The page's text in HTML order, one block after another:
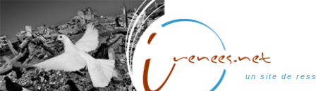
un site de